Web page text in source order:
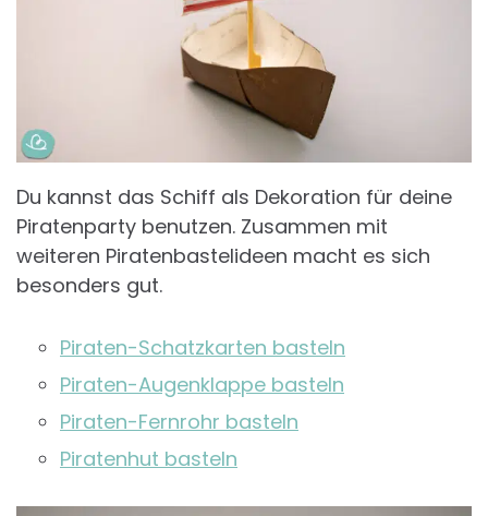
Du kannst das Schiff als Dekoration für deine
Piratenparty benutzen. Zusammen mit
weiteren Piratenbastelideen macht es sich
besonders gut.
Piraten-Schatzkarten basteln
Piraten-Augenklappe basteln
Piraten-Fernrohr basteln
Piratenhut basteln